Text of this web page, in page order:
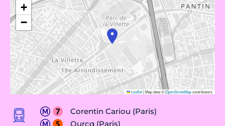
+
−
Leaflet|Map data ©OpenStreetMapcontributors
Corentin Cariou (Paris)
Ourcq (Paris)